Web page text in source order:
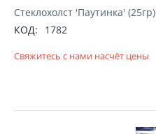
Стеклохолст 'Паутинка' (25гр)
КОД:
1782
Свяжитесь с нами насчёт цены